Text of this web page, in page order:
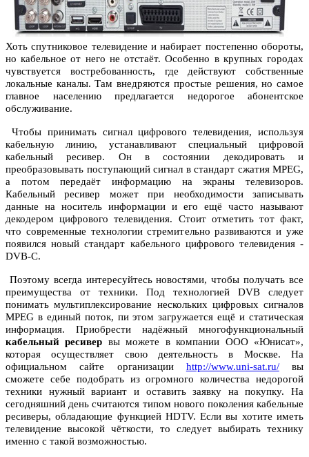
Хоть спутниковое телевидение и набирает постепенно обороты,
но кабельное от него не отстаёт. Особенно в крупных городах
чувствуется востребованность, где действуют собственные
локальные каналы. Там внедряются простые решения, но самое
главное населению предлагается недорогое абонентское
обслуживание.
Чтобы принимать сигнал цифрового телевидения, используя
кабельную линию, устанавливают специальный цифровой
кабельный ресивер. Он в состоянии декодировать и
преобразовывать поступающий сигнал в стандарт сжатия MPEG,
а потом передаёт информацию на экраны телевизоров.
Кабельный ресивер может при необходимости записывать
данные на носитель информации и его ещё часто называют
декодером цифрового телевидения. Стоит отметить тот факт,
что современные технологии стремительно развиваются и уже
появился новый стандарт кабельного цифрового телевидения -
DVB-C.
Поэтому всегда интересуйтесь новостями, чтобы получать все
преимущества от техники. Под технологией DVB следует
понимать мультиплексирование нескольких цифровых сигналов
MPEG в единый поток, пи этом загружается ещё и статическая
информация. Приобрести надёжный многофункциональный
кабельный ресивер вы можете в компании ООО «Юнисат»,
которая осуществляет свою деятельность в Москве. На
официальном сайте организации http://www.uni-sat.ru/вы
сможете себе подобрать из огромного количества недорогой
техники нужный вариант и оставить заявку на покупку. На
сегодняшний день считаются типом нового поколения кабельные
ресиверы, обладающие функцией HDTV.Если вы хотите иметь
телевидение высокой чёткости, то следует выбирать технику
именно с такой возможностью.